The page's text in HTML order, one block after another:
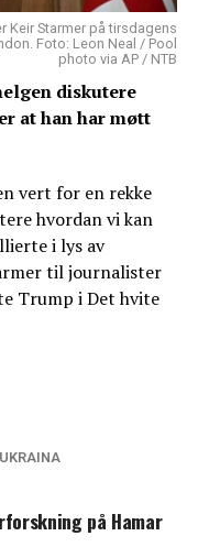
Keir Starmer på tirsdagens
Foto: Leon Neal / Pool
photo via AP / NTB
diskutere
at han har møtt
vert for en rekke
hvordan vi kan
i lys av
til journalister
Trump i Det hvite
på Hamar